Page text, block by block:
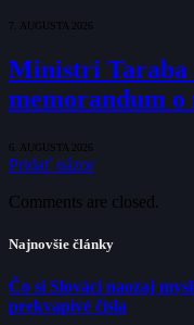
7. AUGUSTA 2026
Ministri Taraba
memorandum
6. AUGUSTA 2026
Pridať názor
Comments are closed.
Najnovšie články
Čo si Slováci naozaj
prekvapivé čísla